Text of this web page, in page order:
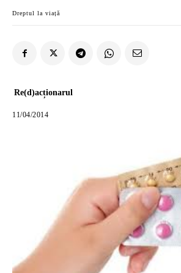
Dreptul la viață
Re(d)acționarul
11/04/2014